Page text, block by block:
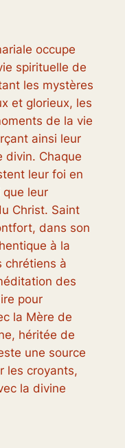
occupe
spirituelle de
les mystères
et glorieux, les
de la vie
ainsi leur
divin. Chaque
leur foi en
que leur
Christ. Saint
dans son
à la
chrétiens à
des
pour
la Mère de
héritée de
une source
les croyants,
la divine